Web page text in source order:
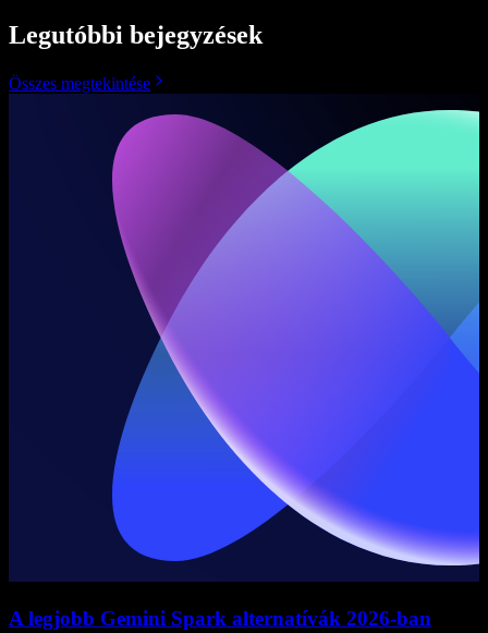
Legutóbbi bejegyzések
Összes megtekintése
A legjobb Gemini Spark alternatívák 2026-ban